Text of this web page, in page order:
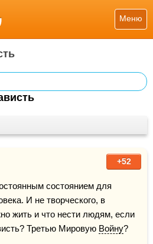
Меню
+52
состоянием для
И не творческого, в
жить и что нести людям, если
Третью Мировую Войну?